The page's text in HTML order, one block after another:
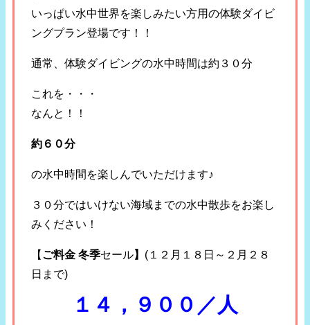
いっぱい水中世界を楽しみたい方用の体験ダイビ
ングプラン登場です！！
通常、体験ダイビングの水中時間は約３０分
これを・・・
なんと！！
約６０分
の水中時間を楽しんでいただけます♪
３０分ではいけない海域までの水中散歩をお楽し
みください！
【 ご料金 冬季セール】 (１２月１８日～２月２８
日まで)
１４，９００／人